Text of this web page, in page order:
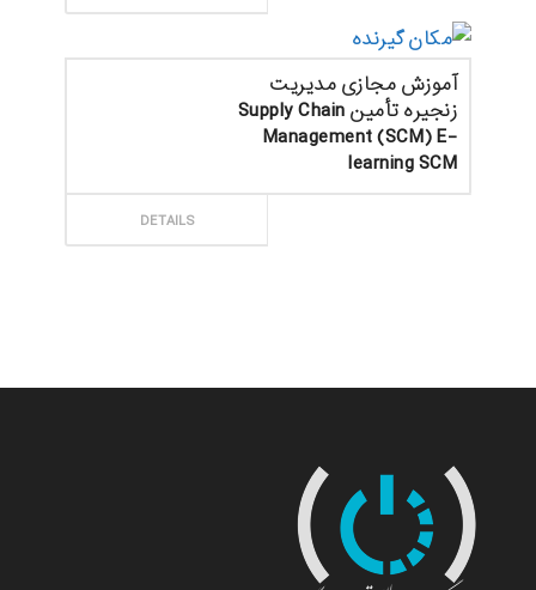
آموزش مجازی مدیریت
زنجیره تأمین Supply Chain
Management (SCM) E-
learning SCM
DETAILS